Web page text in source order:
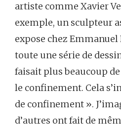
artiste comme Xavier
exemple, un sculpteur
expose chez
toute une série de
faisait plus beaucoup
le confinement. Cela
de confinement ».
d’autres ont fait de